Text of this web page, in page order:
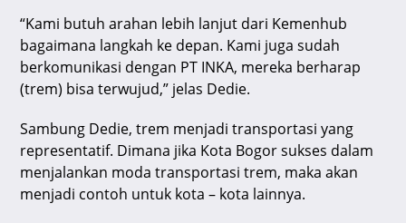
“Kami butuh arahan lebih lanjut dari Kemenhub
bagaimana langkah ke depan. Kami juga sudah
berkomunikasi dengan PT INKA, mereka berharap
(trem) bisa terwujud,” jelas Dedie.
Sambung Dedie, trem menjadi transportasi yang
representatif. Dimana jika Kota Bogor sukses dalam
menjalankan moda transportasi trem, maka akan
menjadi contoh untuk kota – kota lainnya.